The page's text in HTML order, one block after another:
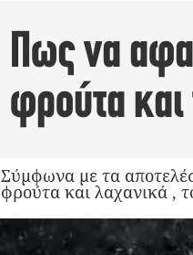
Πως να
φρούτα
Σύμφωνα με τα
φρούτα και λαχανικά ,